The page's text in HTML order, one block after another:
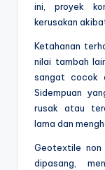
ini, proyek
kerusakan
Ketahanan
nilai tambah
sangat cocok
Sidempuan
rusak atau
lama dan
Geotextile non
dipasang,